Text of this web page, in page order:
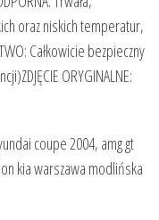
oraz niskich temperatur,
Całkowicie bezpieczny
ORYGINALNE:
coupe 2004, amg gt
kia warszawa modlińska